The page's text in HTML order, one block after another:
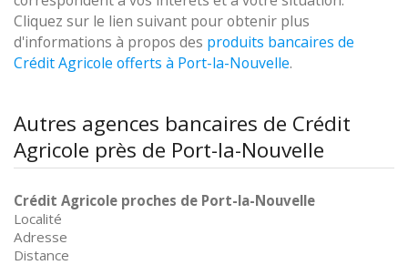
Cliquez sur le lien suivant pour obtenir plus
d'informations à propos des produits bancaires de
Crédit Agricole offerts à Port-la-Nouvelle.
Autres agences bancaires de Crédit
Agricole près de Port-la-Nouvelle
Crédit Agricole proches de Port-la-Nouvelle
Localité
Adresse
Distance